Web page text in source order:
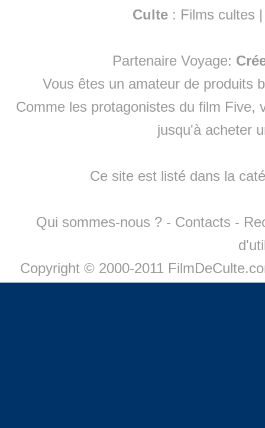
Culte : Films cultes
Partenaire Voyage:
Vous êtes un amateur de produits
Comme les protagonistes du film Five,
jusqu'à acheter
Ce site est listé dans la
Qui sommes-nous ? - Contacts -
Copyright © 2000-2011